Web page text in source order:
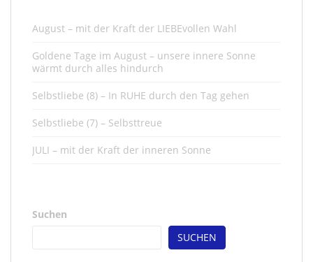
August – mit der Kraft der LIEBEvollen Wahl
Goldene Tage im August – unsere innere Sonne
wärmt durch alles hindurch
Selbstliebe (8) – In RUHE durch den Tag gehen
Selbstliebe (7) – Selbsttreue
JULI – mit der Kraft der inneren Sonne
Suchen
SUCHEN